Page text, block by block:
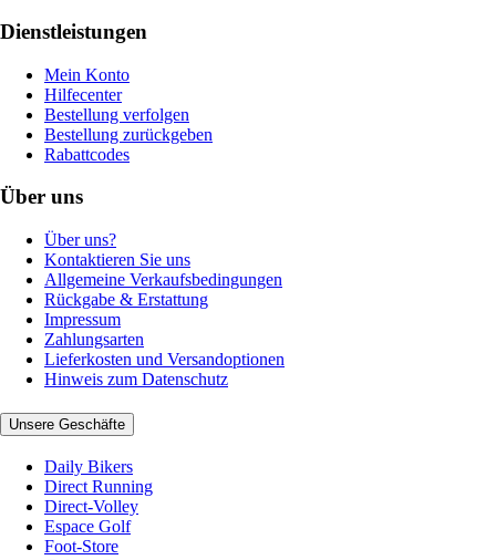
Dienstleistungen
Mein Konto
Hilfecenter
Bestellung verfolgen
Bestellung zurückgeben
Rabattcodes
Über uns
Über uns?
Kontaktieren Sie uns
Allgemeine Verkaufsbedingungen
Rückgabe & Erstattung
Impressum
Zahlungsarten
Lieferkosten und Versandoptionen
Hinweis zum Datenschutz
Unsere Geschäfte
Daily Bikers
Direct Running
Direct-Volley
Espace Golf
Foot-Store